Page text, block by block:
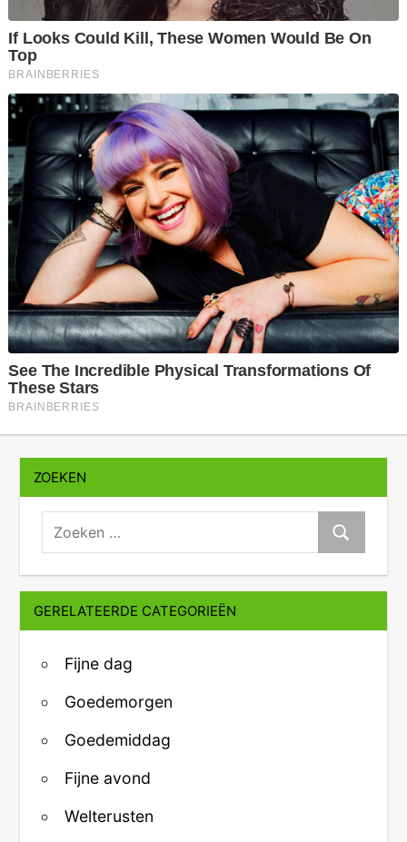
ZOEKEN
zoeken:
Zoeken
GERELATEERDE CATEGORIEËN
Fijne dag
Goedemorgen
Goedemiddag
Fijne avond
Welterusten